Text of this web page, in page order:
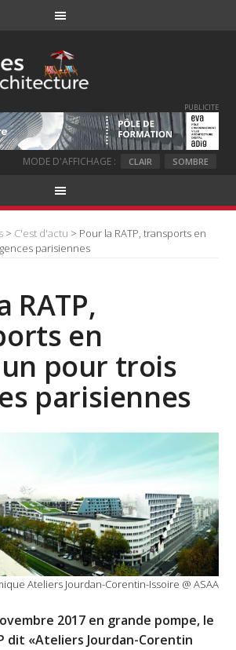
PUBLICITE
MODE D'AFFICHAGE : CLAIR SOMBRE
> C'est d'actu > Pour la RATP, transports en
parisiennes
RATP,
en
pour trois
parisiennes
Ateliers Jourdan-Corentin-Issoire @ ASAA
2017 en grande pompe, le
dit «Ateliers Jourdan-Corentin